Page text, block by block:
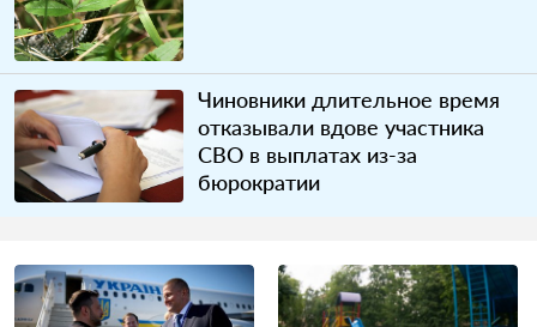
Чиновники длительное время
отказывали вдове участника
СВО в выплатах из-за
бюрократии